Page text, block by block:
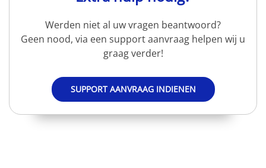
Werden niet al uw vragen beantwoord?
Geen nood, via een support aanvraag helpen wij u
graag verder!
SUPPORT AANVRAAG INDIENEN